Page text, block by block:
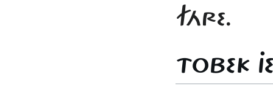
FÁRE.
TOBEK